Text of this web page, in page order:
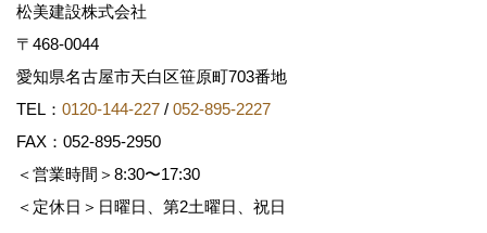
松美建設株式会社
〒468-0044
愛知県名古屋市天白区笹原町703番地
TEL： 0120-144-227 / 052-895-2227
FAX：052-895-2950
＜営業時間＞8:30〜17:30
＜定休日＞日曜日、第2土曜日、祝日